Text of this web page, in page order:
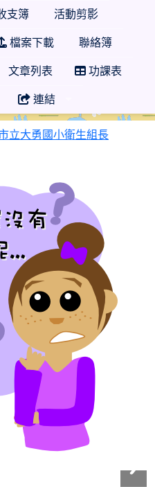
支簿 活動剪影
檔案下載 聯絡簿
文章列表 功課表
連結
105 學年